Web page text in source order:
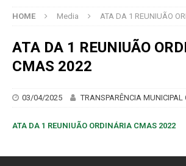
HOME Media ATA DA 1 REUNIUÃO
ATA DA 1 REUNIUÃO
CMAS 2022
03/04/2025 TRANSPARÊNCIA MUNICIPAL
ATA DA 1 REUNIUÃO ORDINÁRIA CMAS 2022